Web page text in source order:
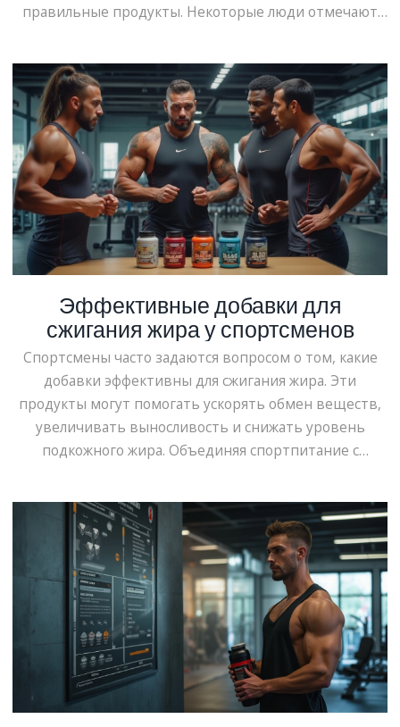
правильные продукты. Некоторые люди отмечают
другие могут сталкиваться с дискомфортом. В статье
рассмотрены плюсы и минусы, советы по выбору
протеина, а также идеальные рецепты для утреннего
приёма.
Эффективные добавки для
сжигания жира у спортсменов
Спортсмены часто задаются вопросом о том, какие
добавки эффективны для сжигания жира. Эти
продукты могут помогать ускорять обмен веществ,
увеличивать выносливость и снижать уровень
подкожного жира. Объединяя спортпитание с
самых популярных видах добавок, механизмах их
действия и их преимуществах. Мы также рассмотрим
возможные побочные эффекты и дадим советы по
выбору качественных продуктов.